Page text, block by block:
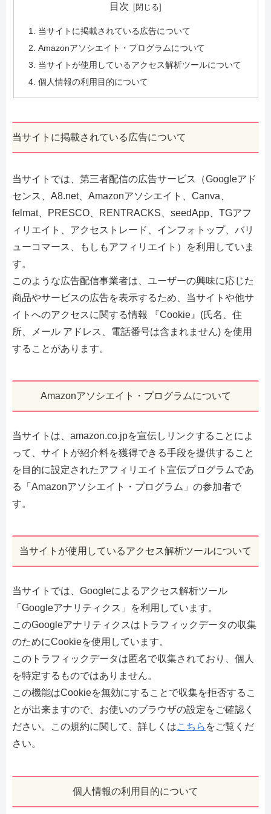
目次
当サイトに掲載されている広告について
Amazonアソシエイト・プログラムについて
当サイトが使用しているアクセス解析ツールについて
個人情報の利用目的について
当サイトに掲載されている広告について
当サイトでは、第三者配信の広告サービス（Googleアド
センス、A8.net、Amazonアソシエイト、Canva、
felmat、PRESCO、RENTRACKS、seedApp、TGアフ
ィリエイト、アクセストレード、インフォトップ、バリ
ューコマース、もしもアフィリエイト）を利用していま
す。
このような広告配信事業者は、ユーザーの興味に応じた
商品やサービスの広告を表示するため、当サイトや他サ
イトへのアクセスに関する情報 『Cookie』(氏名、住
所、メール アドレス、電話番号は含まれません) を使用
することがあります。
Amazonアソシエイト・プログラムについて
当サイトは、amazon.co.jpを宣伝しリンクすることによ
って、サイトが紹介料を獲得できる手段を提供すること
を目的に設定されたアフィリエイト宣伝プログラムであ
る「Amazonアソシエイト・プログラム」の参加者で
す。
当サイトが使用しているアクセス解析ツールについて
当サイトでは、Googleによるアクセス解析ツール
「Googleアナリティクス」を利用しています。
このGoogleアナリティクスはトラフィックデータの収集
のためにCookieを使用しています。
このトラフィックデータは匿名で収集されており、個人
を特定するものではありません。
この機能はCookieを無効にすることで収集を拒否するこ
とが出来ますので、お使いのブラウザの設定をご確認く
ださい。この規約に関して、詳しくはこちら をご覧くだ
さい。
個人情報の利用目的について